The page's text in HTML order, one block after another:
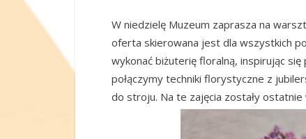
W niedzielę Muzeum zaprasza na
oferta skierowana jest dla wszystkich
wykonać biżuterię floralną, inspirując
połączymy techniki florystyczne z
do stroju. Na te zajęcia zostały